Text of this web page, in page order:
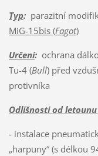
Typ:parazitní
MiG-15bis (Fagot)
Určení:ochrana
Tu-4 (Bull) před
protivníka
Odlišnosti od
- instalace
„harpuny“ (s délkou